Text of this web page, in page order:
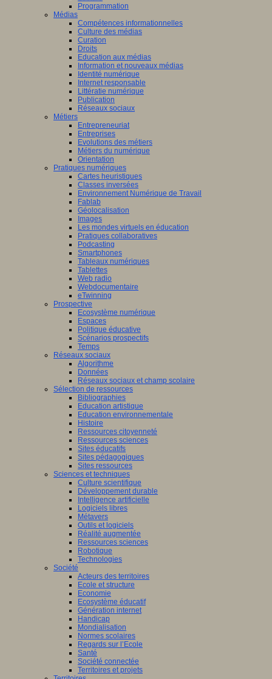
Programmation
Médias
Compétences informationnelles
Culture des médias
Curation
Droits
Education aux médias
Information et nouveaux médias
Identité numérique
Internet responsable
Littératie numérique
Publication
Réseaux sociaux
Métiers
Entrepreneuriat
Entreprises
Evolutions des métiers
Métiers du numérique
Orientation
Pratiques numériques
Cartes heuristiques
Classes inversées
Environnement Numérique de Travail
Fablab
Géolocalisation
Images
Les mondes virtuels en éducation
Pratiques collaboratives
Podcasting
Smartphones
Tableaux numériques
Tablettes
Web radio
Webdocumentaire
eTwinning
Prospective
Ecosystème numérique
Espaces
Politique éducative
Scénarios prospectifs
Temps
Réseaux sociaux
Algorithme
Données
Réseaux sociaux et champ scolaire
Sélection de ressources
Bibliographies
Education artistique
Education environnementale
Histoire
Ressources citoyenneté
Ressources sciences
Sites éducatifs
Sites pédagogiques
Sites ressources
Sciences et techniques
Culture scientifique
Développement durable
Intelligence artificielle
Logiciels libres
Métavers
Outils et logiciels
Réalité augmentée
Ressources sciences
Robotique
Technologies
Société
Acteurs des territoires
Ecole et structure
Economie
Ecosystème éducatif
Génération internet
Handicap
Mondialisation
Normes scolaires
Regards sur l’Ecole
Santé
Société connectée
Territoires et projets